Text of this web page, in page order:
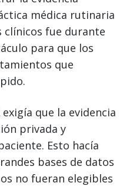
médica rutinaria
clínicos fue durante
para que los
que
que la evidencia
privada y
Esto hacía
bases de datos
no fueran elegibles